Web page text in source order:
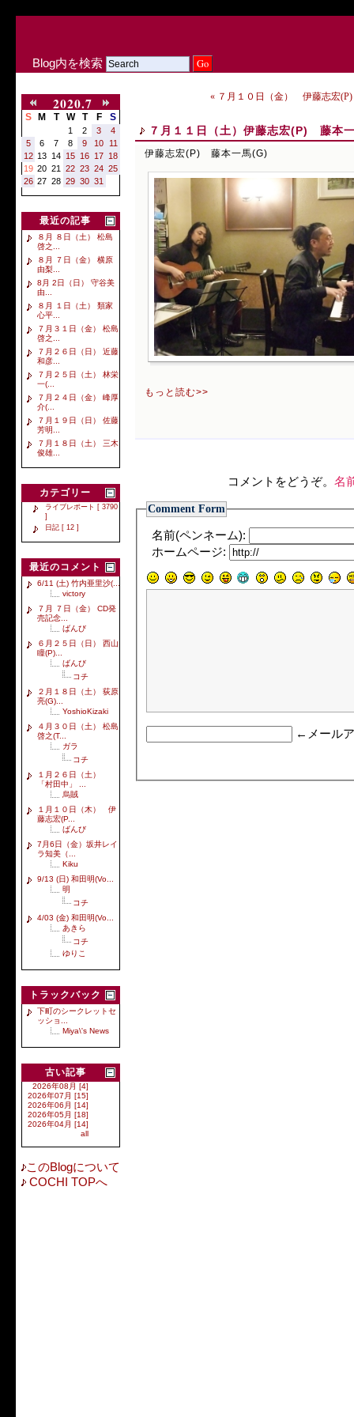
Blog内を検索
2020.7
S M T W T F S
1 2 3
4
5
6 7 8 9 10
11
12 13 14 15 16 17 18
19 20 21 22 23 24 25
26 27 28 29 30 31
最近の記事
８月 ８日（土） 松島
啓之...
８月 ７日（金） 横原
由梨...
8月 2日（日） 守谷美
由...
８月 １日（土） 類家
心平...
７月３１日（金） 松島
啓之...
７月２６日（日） 近藤
和彦...
７月２５日（土） 林栄
一(...
７月２４日（金） 峰厚
介(...
７月１９日（日） 佐藤
芳明...
７月１８日（土） 三木
俊雄...
カテゴリー
ライブレポート [ 3790
]
日記 [ 12 ]
最近のコメント
6/11 (土) 竹内亜里沙(...
victory
７月 ７日（金） CD発
売記念...
ばんび
６月２５日（日） 西山
瞳(P)...
ばんび
コチ
２月１８日（土） 荻原
亮(G)...
YoshioKizaki
４月３０日（土） 松島
啓之(T...
ガラ
コチ
１月２６日（土）
「村田中」 ...
烏賊
１月１０日（木） 伊
藤志宏(P...
ばんび
7月6日（金）坂井レイ
ラ知美（...
Kiku
9/13 (日) 和田明(Vo...
明
コチ
4/03 (金) 和田明(Vo...
あきら
コチ
ゆりこ
トラックバック
下町のシークレットセ
ッショ...
Miya\'s News
古い記事
2026年08月 [4]
2026年07月 [15]
2026年06月 [14]
2026年05月 [18]
2026年04月 [14]
all
このBlogについて
COCHI TOPへ
« ７月１０日（金） 伊藤志宏
７月１１日（土）伊藤志宏(P) 藤本
伊藤志宏(P) 藤本一馬(G)
もっと読む>>
コメントをどうぞ。 名
Comment Form
名前(ペンネーム):
ホームページ:
←メール